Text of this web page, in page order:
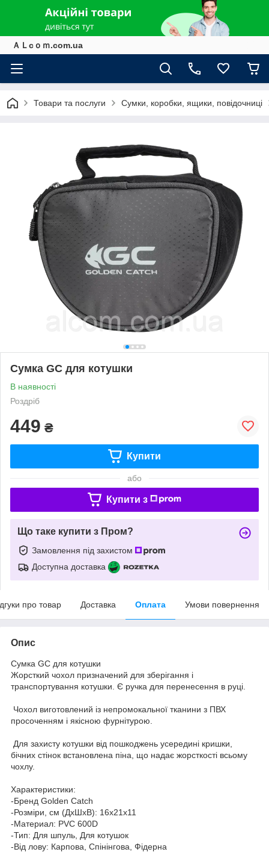
ＡＬcｏｍ.com.ua
Товари та послуги Сумки, коробки, ящики, повідочниці
Сумка GC для котушки
В наявності
Роздріб
449 ₴
Купити
або
Купити з
Що таке купити з Пром?
Замовлення під захистом
Доступна доставка
про товар Доставка Оплата Умови повернення
Опис
Сумка GC для котушки
Жорсткий чохол призначений для зберігання і
транспортування котушки. Є ручка для перенесення в руці.
Чохол виготовлений із непромокальної тканини з ПВХ
просоченням і якісною фурнітурою.
Для захисту котушки від пошкоджень усередині кришки,
бічних стінок встановлена піна, що надає жорсткості всьому
чохлу.
Характеристики:
-Бренд Golden Catch
-Розміри, см (ДхШхВ): 16х21х11
-Материал: PVC 600D
-Тип: Для шпуль, Для котушок
-Від лову: Карпова, Спінінгова, Фідерна